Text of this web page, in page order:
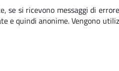
si ricevono messaggi di
e quindi anonime. Vengono